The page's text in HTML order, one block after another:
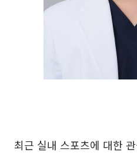
최근 실내 스포츠에 대한